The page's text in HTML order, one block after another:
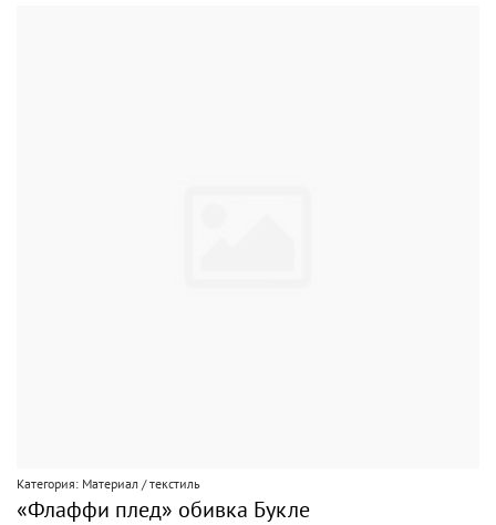
Категория: Материал / текстиль
«Флаффи плед» обивка Букле